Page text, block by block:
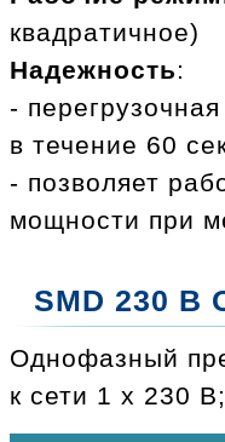
квадратичное)
Надежность:
-
в течение 60
- позволяет
мощности при
SMD 230 В
Однофазный
к сети 1 x 230